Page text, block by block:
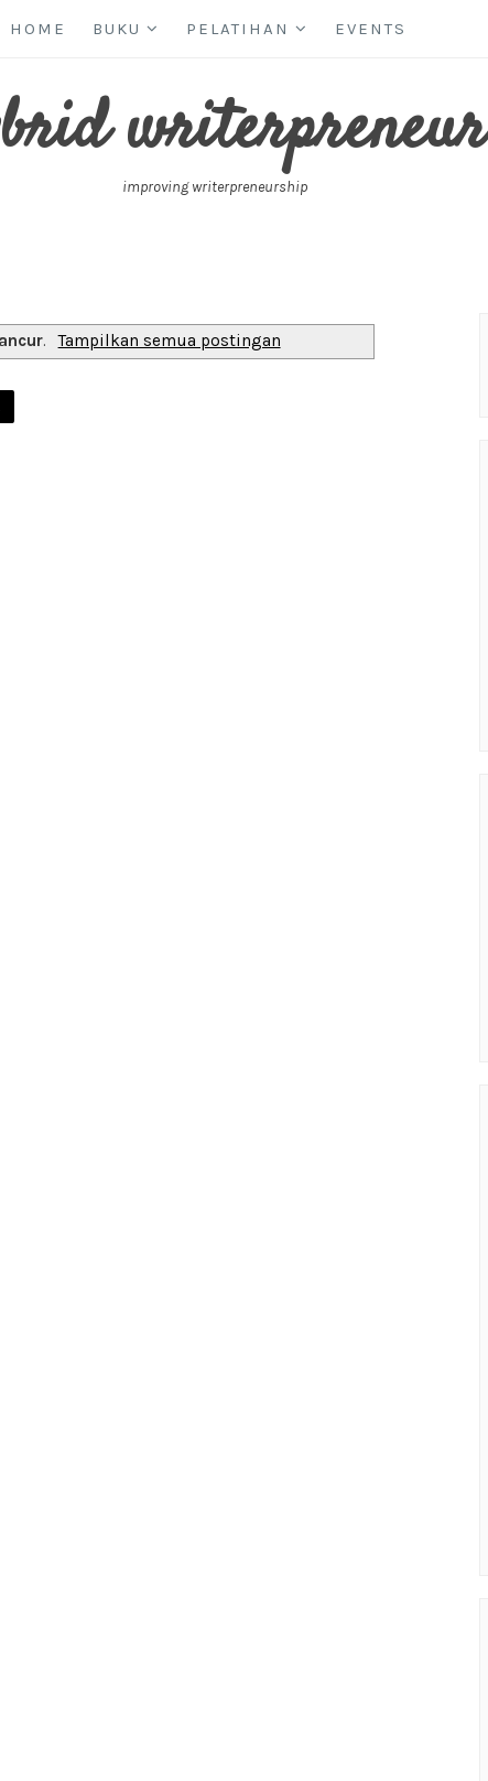
HOME BUKU PELATIHAN EVENTS
writerpreneur
improving writerpreneurship
. Tampilkan semua postingan